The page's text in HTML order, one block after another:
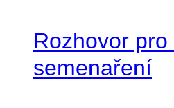
Rozhovor
semenaření